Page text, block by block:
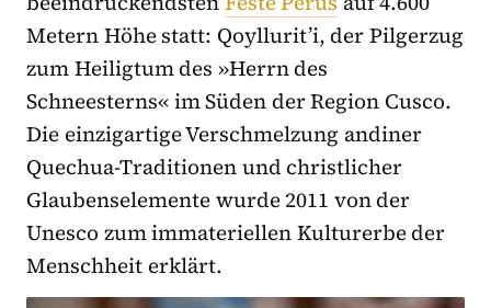
Metern Höhe statt: Qoyllurit’i, der Pilgerzug
zum Heiligtum des »Herrn des
Schneesterns« im Süden der Region Cusco.
Die einzigartige Verschmelzung andiner
Quechua-Traditionen und christlicher
Glaubenselemente wurde 2011 von der
Unesco zum immateriellen Kulturerbe der
Menschheit erklärt.